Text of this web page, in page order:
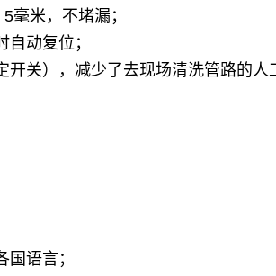
毫米，不堵漏；
动复位；
关），减少了去现场清洗管路的人
语言；